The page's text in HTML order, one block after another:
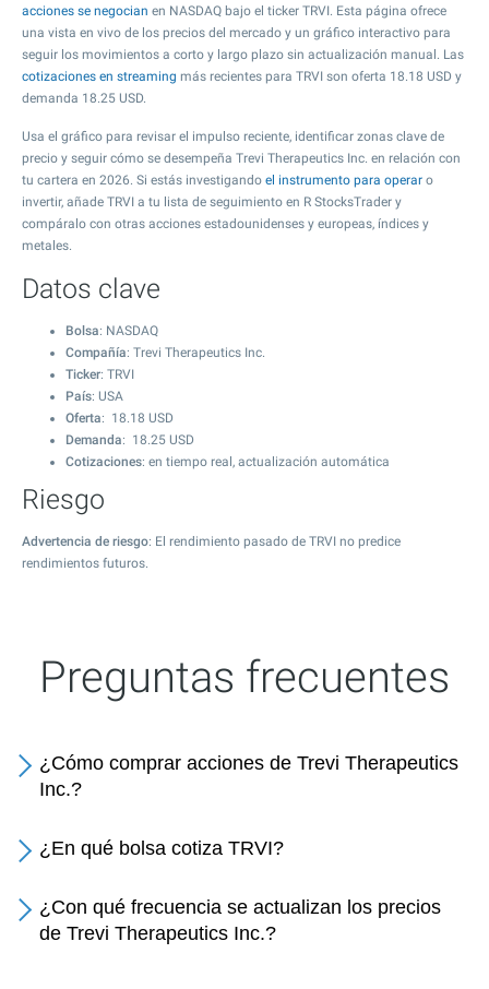
acciones se negocian en NASDAQ bajo el ticker TRVI. Esta página ofrece
una vista en vivo de los precios del mercado y un gráfico interactivo para
seguir los movimientos a corto y largo plazo sin actualización manual. Las
cotizaciones en streaming más recientes para TRVI son oferta 18.18 USD y
demanda 18.25 USD.
Usa el gráfico para revisar el impulso reciente, identificar zonas clave de
precio y seguir cómo se desempeña Trevi Therapeutics Inc. en relación con
tu cartera en 2026. Si estás investigando el instrumento para operar o
invertir, añade TRVI a tu lista de seguimiento en R StocksTrader y
compáralo con otras acciones estadounidenses y europeas, índices y
metales.
Datos clave
Bolsa: NASDAQ
Compañía: Trevi Therapeutics Inc.
Ticker: TRVI
País: USA
Oferta: 18.18 USD
Demanda: 18.25 USD
Cotizaciones: en tiempo real, actualización automática
Riesgo
Advertencia de riesgo: El rendimiento pasado de TRVI no predice
rendimientos futuros.
Preguntas frecuentes
¿Cómo comprar acciones de Trevi Therapeutics
Inc.?
¿En qué bolsa cotiza TRVI?
¿Con qué frecuencia se actualizan los precios
de Trevi Therapeutics Inc.?